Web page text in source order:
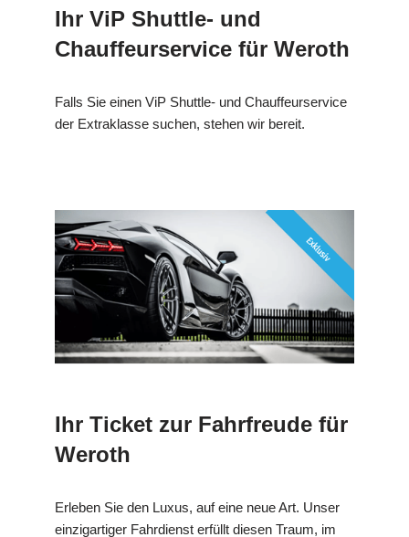
Ihr ViP Shuttle- und
Chauffeurservice für Weroth
Falls Sie einen ViP Shuttle- und Chauffeurservice
der Extraklasse suchen, stehen wir bereit.
Ihr Ticket zur Fahrfreude für
Weroth
Erleben Sie den Luxus, auf eine neue Art. Unser
einzigartiger Fahrdienst erfüllt diesen Traum, im